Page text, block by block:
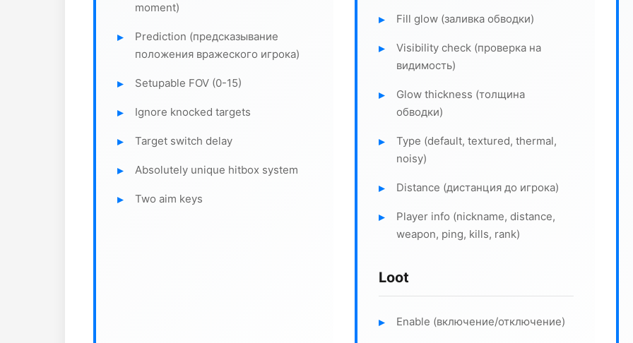
moment)
Prediction (предсказывание
положения вражеского игрока)
Setupable FOV (0-15)
Ignore knocked targets
Target switch delay
Absolutely unique hitbox system
Two aim keys
Fill glow (заливка обводки)
Visibility check (проверка на
видимость)
Glow thickness (толщина
обводки)
Type (default, textured, thermal,
noisy)
Distance (дистанция до игрока)
Player info (nickname, distance,
weapon, ping, kills, rank)
Loot
Enable (включение/отключение)